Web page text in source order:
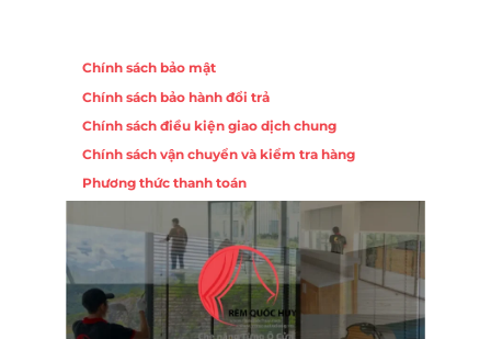
Chính sách bảo mật
Chính sách bảo hành đổi trả
Chính sách điều kiện giao dịch chung
Chính sách vận chuyển và kiểm tra hàng
Phương thức thanh toán